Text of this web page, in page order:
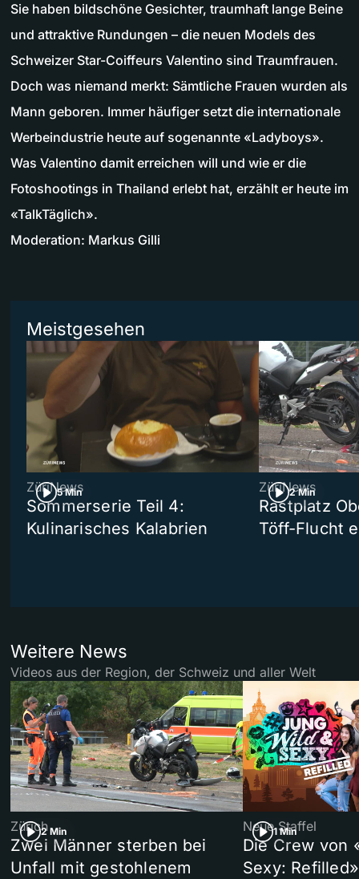
Sie haben bildschöne Gesichter, traumhaft lange Beine
und attraktive Rundungen – die neuen Models des
Schweizer Star-Coiffeurs Valentino sind Traumfrauen.
Doch was niemand merkt: Sämtliche Frauen wurden als
Mann geboren. Immer häufiger setzt die internationale
Werbeindustrie heute auf sogenannte «Ladyboys».
Was Valentino damit erreichen will und wie er die
Fotoshootings in Thailand erlebt hat, erzählt er heute im
«TalkTäglich».
Moderation: Markus Gilli
Meistgesehen
5 Min
ZüriNews
Sommerserie Teil 4:
Kulinarisches Kalabrien
2 Min
ZüriNews
Rastplatz
Töff-Flucht
Weitere News
Videos aus der Region, der Schweiz und aller Welt
2 Min
Zürich
Zwei Männer sterben bei
Unfall mit gestohlenem
1 Min
Neue Staffel
Die Crew von
Sexy: